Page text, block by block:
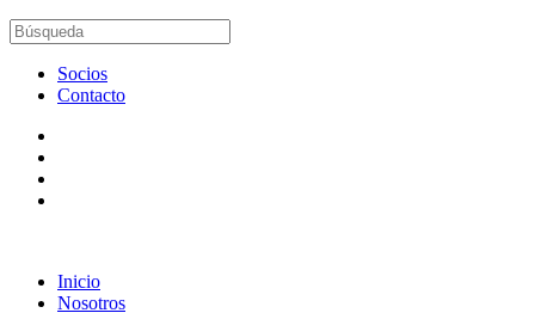
Socios
Contacto
Inicio
Nosotros